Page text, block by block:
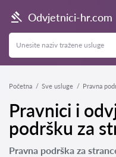
Odvjetnici-hr.com
Početna Sve usluge Pravna
Pravnici i
podršku za
Pravna podrška za